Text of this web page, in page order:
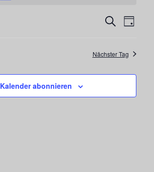
und
Suche
Tag
Nächster Tag
Kalender abonnieren